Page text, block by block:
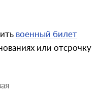
военный билет
или отсрочку